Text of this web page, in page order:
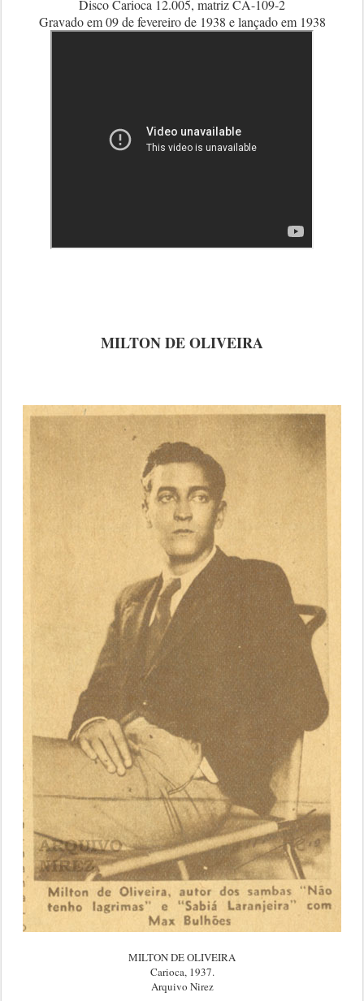
Disco Carioca 12.005, matriz CA-109-2
Gravado em 09 de fevereiro de 1938 e lançado em 1938
MILTON DE OLIVEIRA
MILTON DE OLIVEIRA
Carioca, 1937.
Arquivo Nirez